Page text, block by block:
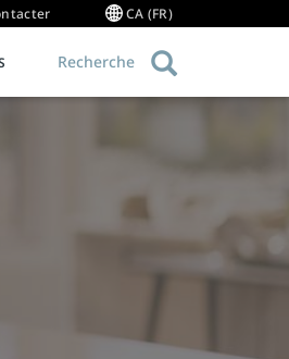
CA (FR)
Recherche